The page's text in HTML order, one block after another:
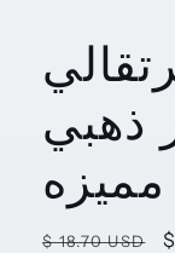
ذهبي
مميزه
سعر
$ 18.70 USD